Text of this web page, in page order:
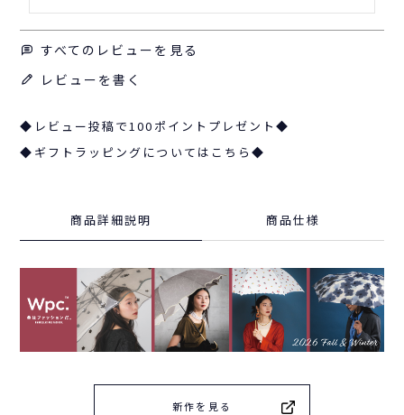
すべてのレビューを見る
レビューを書く
◆レビュー投稿で100ポイントプレゼント◆
◆ギフトラッピングについてはこちら◆
商品詳細説明 商品仕様
新作を見る